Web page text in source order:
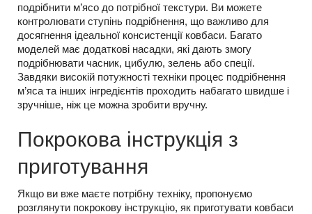
подрібнити м’ясо до потрібної текстури. Ви можете
контролювати ступінь подрібнення, що важливо для
досягнення ідеальної консистенції ковбаси. Багато
моделей має додаткові насадки, які дають змогу
подрібнювати часник, цибулю, зелень або спеції.
Завдяки високій потужності техніки процес подрібнення
м’яса та інших інгредієнтів проходить набагато швидше і
зручніше, ніж це можна зробити вручну.
Покрокова інструкція з
приготування
Якщо ви вже маєте потрібну техніку, пропонуємо
розглянути покрокову інструкцію, як приготувати ковбаси